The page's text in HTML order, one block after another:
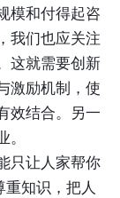
模和付得起咨
我们也应关注
这就需要创新
激励机制，使
效结合。另一
只让人家帮你
重知识，把人